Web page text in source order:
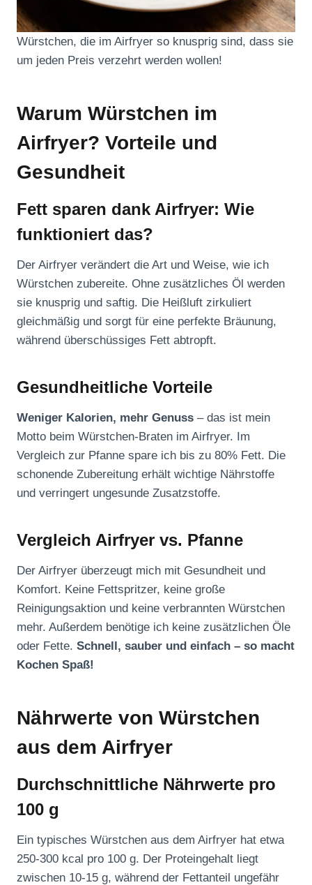
Würstchen, die im Airfryer so knusprig sind, dass sie
um jeden Preis verzehrt werden wollen!
Warum Würstchen im
Airfryer? Vorteile und
Gesundheit
Fett sparen dank Airfryer: Wie
funktioniert das?
Der Airfryer verändert die Art und Weise, wie ich
Würstchen zubereite. Ohne zusätzliches Öl werden
sie knusprig und saftig. Die Heißluft zirkuliert
gleichmäßig und sorgt für eine perfekte Bräunung,
während überschüssiges Fett abtropft.
Gesundheitliche Vorteile
Weniger Kalorien, mehr Genuss – das ist mein
Motto beim Würstchen-Braten im Airfryer. Im
Vergleich zur Pfanne spare ich bis zu 80% Fett. Die
schonende Zubereitung erhält wichtige Nährstoffe
und verringert ungesunde Zusatzstoffe.
Vergleich Airfryer vs. Pfanne
Der Airfryer überzeugt mich mit Gesundheit und
Komfort. Keine Fettspritzer, keine große
Reinigungsaktion und keine verbrannten Würstchen
mehr. Außerdem benötige ich keine zusätzlichen Öle
oder Fette. Schnell, sauber und einfach – so macht
Kochen Spaß!
Nährwerte von Würstchen
aus dem Airfryer
Durchschnittliche Nährwerte pro
100 g
Ein typisches Würstchen aus dem Airfryer hat etwa
250-300 kcal pro 100 g. Der Proteingehalt liegt
zwischen 10-15 g, während der Fettanteil ungefähr